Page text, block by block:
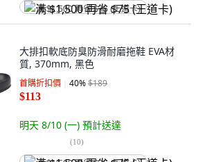
满 $1,500 再省 $75 (王道卡)
大排扣軟底防臭防滑耐磨拖鞋 EVA材
質, 370mm, 黑色
首購折扣價 40%$189
$113
明天 8/10 (一) 預計送達
(10)